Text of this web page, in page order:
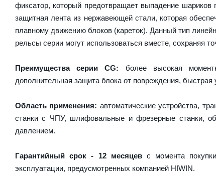
фиксатор, который предотвращает выпадение
защитная лента из нержавеющей стали, которая
плавному движению блоков (кареток). Данный тип
рельсы серии могут использоваться вместе, сохраняя
Преимущества серии CG: более высокая
дополнительная защита блока от повреждения, быстрая
Область применения: автоматические устройства,
станки с ЧПУ, шлифовальные и фрезерные станки,
давлением.
Гарантийный срок - 12 месяцевс момента
эксплуатации, предусмотренных компанией HIWIN.